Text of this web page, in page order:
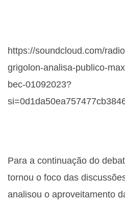
https://soundcloud.com/
grigolon-analisa-publico-
bec-01092023?
Para a continuação do
tornou o foco das
analisou o aproveitamento